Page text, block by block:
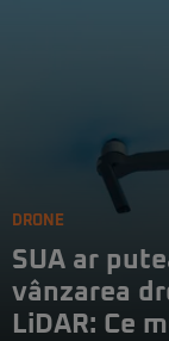
DRONE
SUA ar
vânzarea
LiDAR: Ce